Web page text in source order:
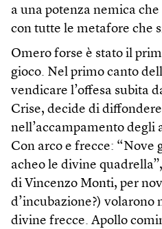
a una potenza nemica
con tutte le metafore che
Omero forse è stato il
gioco. Nel primo canto
vendicare l’offesa subita
Crise, decide di
nell’accampamento degli
Con arco e frecce: “Nove
acheo le divine
di Vincenzo Monti, per
d’incubazione?) volarono
divine frecce. Apollo